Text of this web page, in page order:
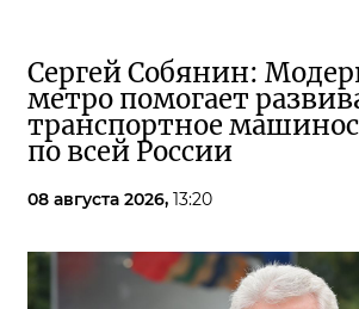
Сергей Собянин:
метро помогает
транспортное
по всей России
08 августа 2026, 13:20